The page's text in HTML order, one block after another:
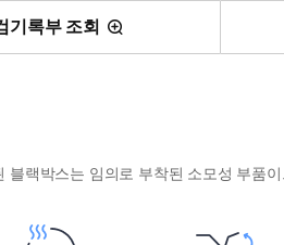
기록부 조회
블랙박스는 임의로 부착된 소모성 부품